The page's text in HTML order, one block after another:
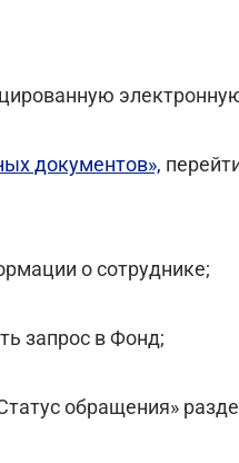
документов»,
о сотруднике;
запрос в Фонд;
обращения»